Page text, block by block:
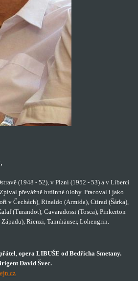
,
(1948 - 52), v Plzni (1952 - 53) a v Liberci
převážně hrdinné úlohy. Pracoval i jako
v Čechách), Rinaldo (Armida), Ctirad (Šárka),
(Turandot), Cavaradossi (Tosca), Pinkerton
Rienzi, Tannhäuser, Lohengrin.
, opera LIBUŠE od Bedřicha Smetany.
David Švec.